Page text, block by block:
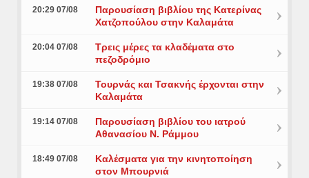
20:29 07/08
Παρουσίαση βιβλίου της Κατερίνας
Χατζοπούλου στην Καλαμάτα
20:04 07/08
Τρεις μέρες τα κλαδέματα στο
πεζοδρόμιο
19:38 07/08
Τουρνάς και Τσακνής έρχονται στην
Καλαμάτα
19:14 07/08
Παρουσίαση βιβλίου του ιατρού
Αθανασίου Ν. Ράμμου
18:49 07/08
Καλέσματα για την κινητοποίηση
στον Μπουρνιά